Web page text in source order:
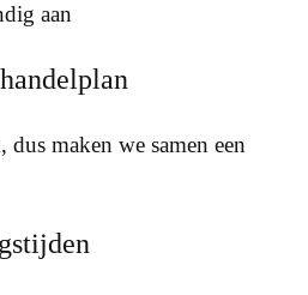
aan
maken we samen een